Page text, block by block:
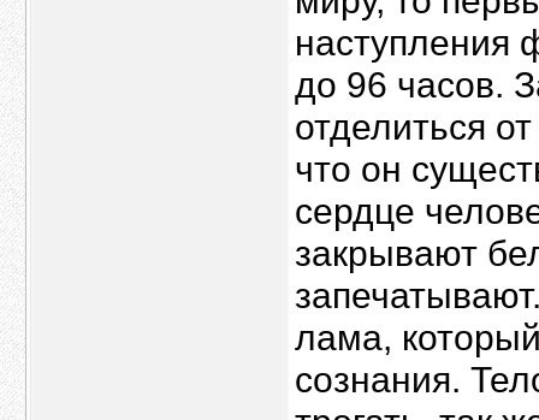
наступления
до 96 часов.
отделиться
что он
сердце
закрывают
лама,
сознания.